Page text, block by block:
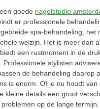
goede nagelstudio
er professionele
spa-behandeling,
welzijn. Het is meer dan
een rustmoment in de
stylisten
de behandeling daarop
is enorm. Of je nu houdt
details een groot
op de lange